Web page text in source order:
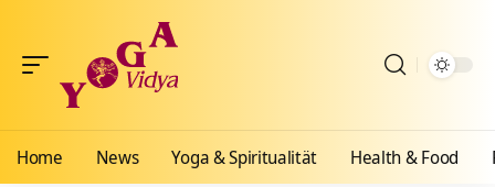
Home News Yoga & Spiritualität Health & Food